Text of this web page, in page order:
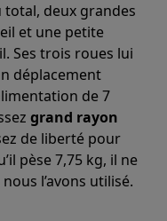
Google TV
vaisselle connectés
Sèche-linge connectés
Toutes les promotions
reconditionnés
total, deux grandes
et une petite
Ses trois roues lui
déplacement
de 7
grand rayon
de liberté pour
pèse 7,75 kg, il ne
l’avons utilisé.